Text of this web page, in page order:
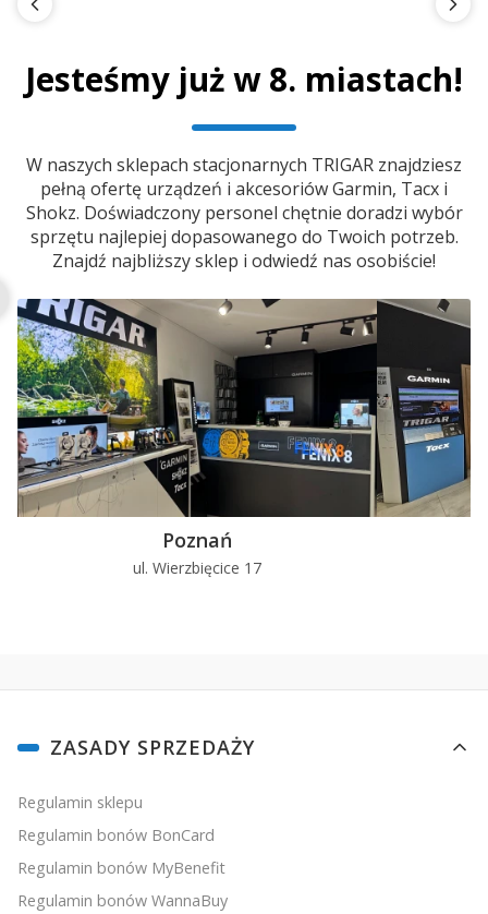
Jesteśmy już w 8. miastach!
W naszych sklepach stacjonarnych TRIGAR znajdziesz
pełną ofertę urządzeń i akcesoriów Garmin, Tacx i
Shokz. Doświadczony personel chętnie doradzi wybór
sprzętu najlepiej dopasowanego do Twoich potrzeb.
Znajdź najbliższy sklep i odwiedź nas osobiście!
Poznań
ul. Wierzbięcice 17
Linki w stopce
ZASADY SPRZEDAŻY
Regulamin sklepu
Regulamin bonów BonCard
Regulamin bonów MyBenefit
Regulamin bonów WannaBuy